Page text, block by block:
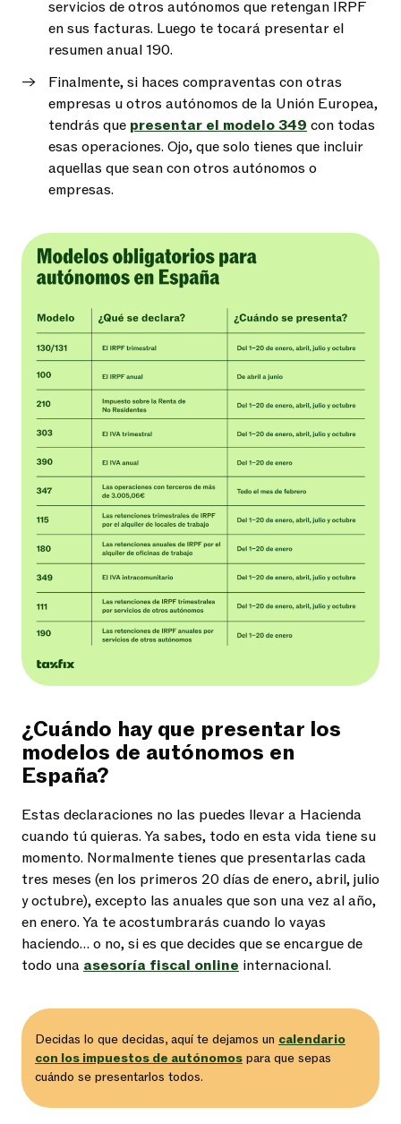
servicios de otros autónomos que retengan IRPF
en sus facturas. Luego te tocará presentar el
resumen anual 190.
Finalmente, si haces compraventas con otras
empresas u otros autónomos de la Unión Europea,
tendrás que presentar el modelo 349 con todas
esas operaciones. Ojo, que solo tienes que incluir
aquellas que sean con otros autónomos o
empresas.
¿Cuándo hay que presentar los
modelos de autónomos en
España?
Estas declaraciones no las puedes llevar a Hacienda
cuando tú quieras. Ya sabes, todo en esta vida tiene su
momento. Normalmente tienes que presentarlas cada
tres meses (en los primeros 20 días de enero, abril, julio
y octubre), excepto las anuales que son una vez al año,
en enero. Ya te acostumbrarás cuando lo vayas
haciendo… o no, si es que decides que se encargue de
todo una asesoría fiscal online internacional.
Decidas lo que decidas, aquí te dejamos un calendario
con los impuestos de autónomos para que sepas
cuándo se presentarlos todos.